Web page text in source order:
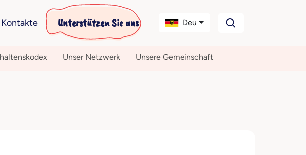
Kontakte Unterstützen Sie uns Deu
Unser Netzwerk Unsere Gemeinschaft